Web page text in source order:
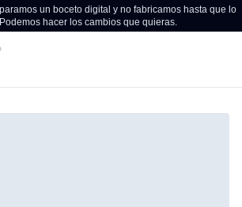
un boceto digital y no fabricamos hasta que lo
hacer los cambios que quieras.